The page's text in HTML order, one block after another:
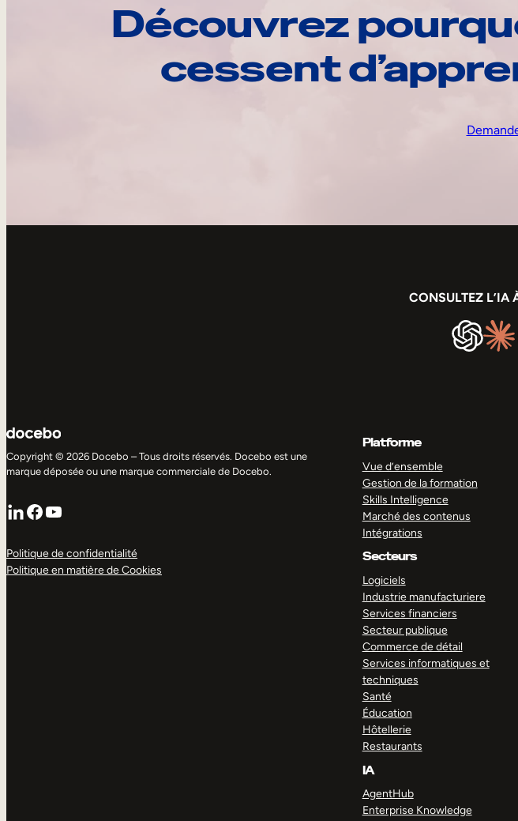
Découvrez
cessent
CONSULTEZ L’IA
Copyright © 2026 Docebo – Tous droits réservés. Docebo est une
marque déposée ou une marque commerciale de Docebo.
LinkedIn
Facebook
YouTube
Politique de confidentialité
Politique en matière de Cookies
Platforme
Vue d’ensemble
Gestion de la formation
Skills Intelligence
Marché des contenus
Intégrations
Secteurs
Logiciels
Industrie manufacturiere
Services financiers
Secteur publique
Commerce de détail
Services informatiques et
techniques
Santé
Éducation
Hôtellerie
Restaurants
IA
AgentHub
Enterprise Knowledge